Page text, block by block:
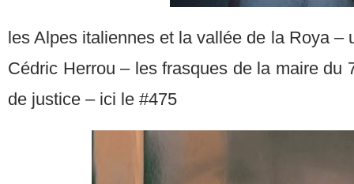
les Alpes italiennes et la vallée de la Roya –
Cédric Herrou – les frasques de la maire du
de justice – ici le #475